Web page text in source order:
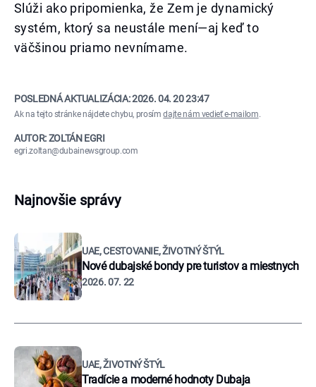
Slúži ako pripomienka, že Zem je dynamický
systém, ktorý sa neustále mení—aj keď to
väčšinou priamo nevnímame.
POSLEDNÁ AKTUALIZÁCIA:2026. 04. 20 23:47
Ak na tejto stránke nájdete chybu, prosímdajte nám vedieť e-mailom.
AUTOR: ZOLTÁN EGRI
egri.zoltan@dubainewsgroup.com
Najnovšie správy
UAE, CESTOVANIE, ŽIVOTNÝ ŠTÝL
Nové dubajské bondy pre turistov a miestnych
2026. 07. 22
UAE, ŽIVOTNÝ ŠTÝL
Tradície a moderné hodnoty Dubaja